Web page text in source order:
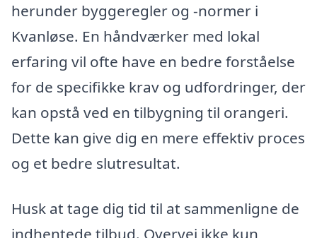
herunder byggeregler og -normer i
Kvanløse. En håndværker med lokal
erfaring vil ofte have en bedre forståelse
for de specifikke krav og udfordringer, der
kan opstå ved en tilbygning til orangeri.
Dette kan give dig en mere effektiv proces
og et bedre slutresultat.
Husk at tage dig tid til at sammenligne de
indhentede tilbud. Overvej ikke kun